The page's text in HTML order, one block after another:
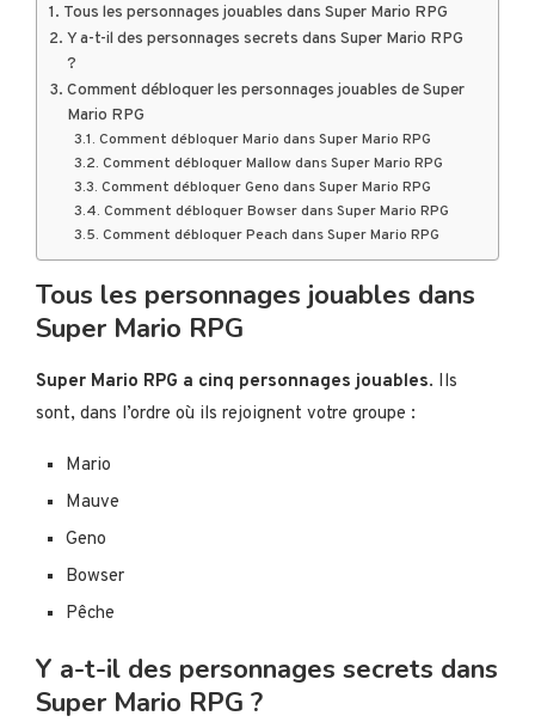
Tous les personnages jouables dans Super Mario RPG
Y a-t-il des personnages secrets dans Super Mario RPG
?
Comment débloquer les personnages jouables de Super
Mario RPG
Comment débloquer Mario dans Super Mario RPG
Comment débloquer Mallow dans Super Mario RPG
Comment débloquer Geno dans Super Mario RPG
Comment débloquer Bowser dans Super Mario RPG
Comment débloquer Peach dans Super Mario RPG
Tous les personnages jouables dans
Super Mario RPG
Super Mario RPG a cinq personnages jouables. Ils
sont, dans l’ordre où ils rejoignent votre groupe :
Mario
Mauve
Geno
Bowser
Pêche
Y a-t-il des personnages secrets dans
Super Mario RPG ?